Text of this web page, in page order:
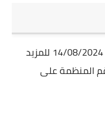
يغلق التسجيل بتاريخ: 14/08/2024 للمزيد
المنظمة على